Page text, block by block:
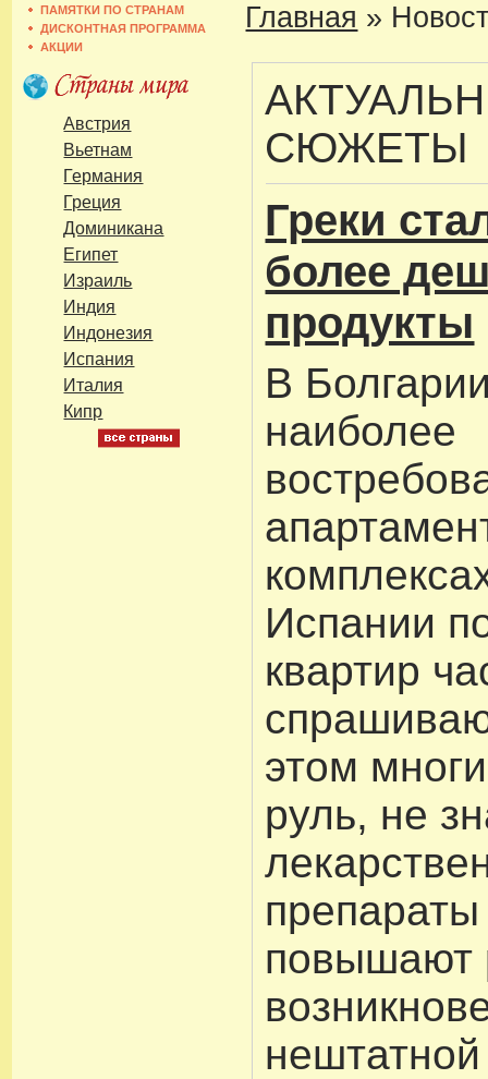
ПАМЯТКИ ПО СТРАНАМ
ДИСКОНТНАЯ ПРОГРАММА
АКЦИИ
Австрия
Вьетнам
Германия
Греция
Доминикана
Египет
Израиль
Индия
Индонезия
Испания
Италия
Кипр
Главная »
СЮЖЕТЫ
Греки
более
продукты
В
наиболее
Испании
квартир
этом
руль, не
повышают